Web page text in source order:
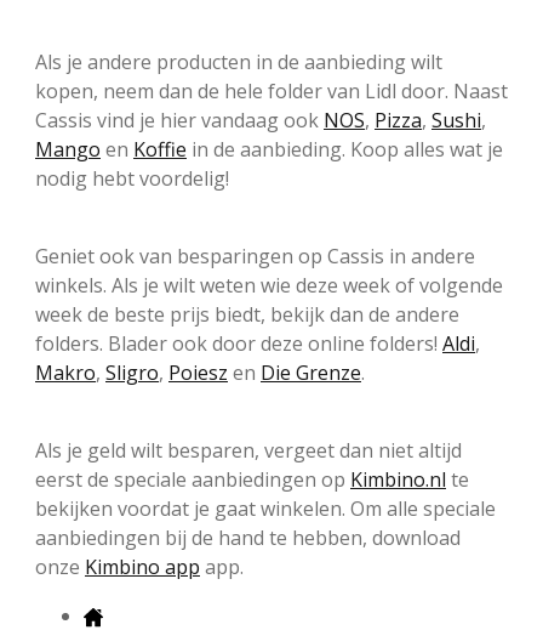
Als je andere producten in de aanbieding wilt
kopen, neem dan de hele folder van Lidl door. Naast
Cassis vind je hier vandaag ook NOS, Pizza, Sushi,
Mango en Koffie in de aanbieding. Koop alles wat je
nodig hebt voordelig!
Geniet ook van besparingen op Cassis in andere
winkels. Als je wilt weten wie deze week of volgende
week de beste prijs biedt, bekijk dan de andere
folders. Blader ook door deze online folders! Aldi,
Makro, Sligro, Poiesz en Die Grenze.
Als je geld wilt besparen, vergeet dan niet altijd
eerst de speciale aanbiedingen op Kimbino.nl te
bekijken voordat je gaat winkelen. Om alle speciale
aanbiedingen bij de hand te hebben, download
onze Kimbino app app.